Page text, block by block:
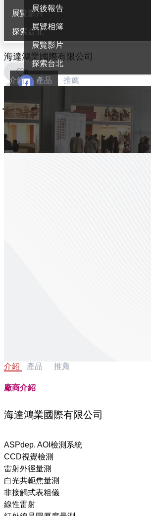
展後報告
展覽相簿
展覽影片
探索台北
展覽影片
探索台北
海達鴻業國際有限公司
0
介紹 產品 推薦
介紹 產品 推薦
廠商介紹
海達鴻業國際有限公司
ASPdep. AOI檢測系統
CCD視覺檢測
雷射外徑量測
白光共軛焦量測
非接觸式表粗儀
線性雷射